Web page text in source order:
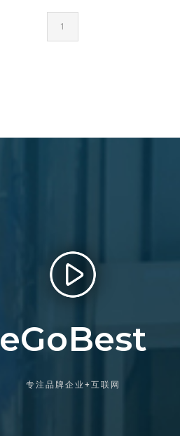
1
eGoBest
专注品牌企业+互联网